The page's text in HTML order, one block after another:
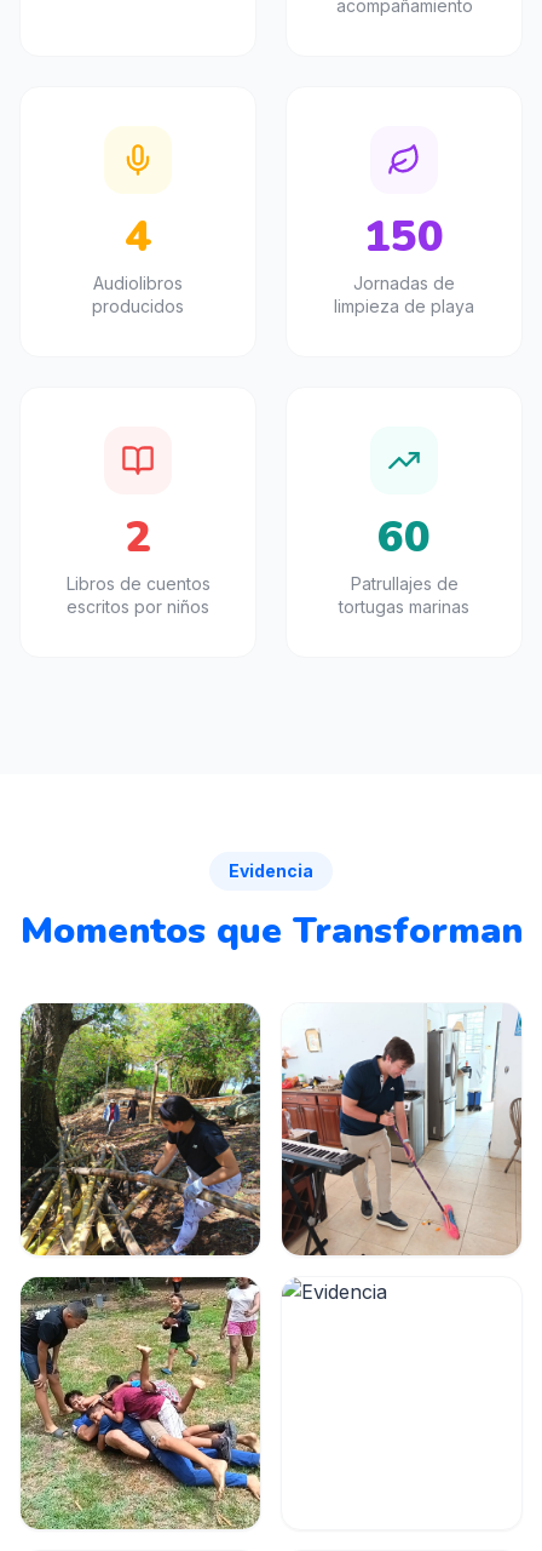
acompañamiento
4
Audiolibros
producidos
150
Jornadas de
limpieza de playa
2
Libros de cuentos
escritos por niños
60
Patrullajes de
tortugas marinas
Evidencia
Momentos que Transforman